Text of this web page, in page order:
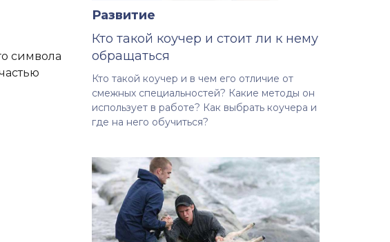
символа
Развитие
Кто такой коучер и стоит ли к нему
обращаться
Кто такой коучер и в чем его отличие от
смежных специальностей? Какие методы он
использует в работе? Как выбрать коучера и
где на него обучиться?